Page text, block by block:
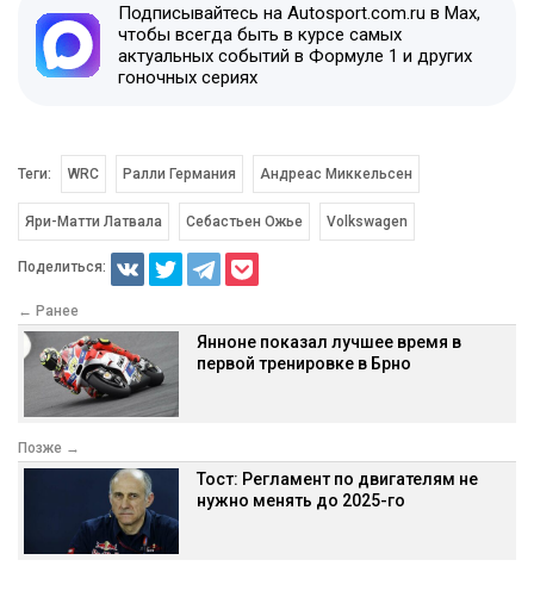
Подписывайтесь на Autosport.com.ru в Max,
чтобы всегда быть в курсе самых
актуальных событий в Формуле 1 и других
гоночных сериях
Теги: WRC Ралли Германия Андреас Миккельсен
Яри-Матти Латвала Себастьен Ожье Volkswagen
Поделиться:
← Ранее
Янноне показал лучшее время в
первой тренировке в Брно
Позже →
Тост: Регламент по двигателям не
нужно менять до 2025-го